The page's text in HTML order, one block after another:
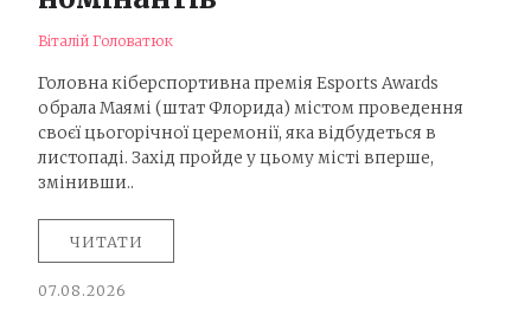
Віталій Головатюк
Головна кіберспортивна премія Esports Awards
обрала Маямі (штат Флорида) містом проведення
своєї цьогорічної церемонії, яка відбудеться в
листопаді. Захід пройде у цьому місті вперше,
змінивши..
ЧИТАТИ
07.08.2026